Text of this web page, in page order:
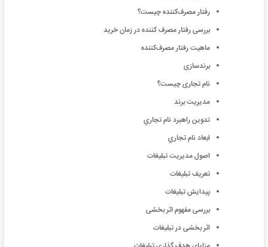
رفتار مصرف‌کننده چیست؟
بررسی رفتار مصرف کننده در زمان خريد
ماهیت رفتار مصرف‌کننده
برندسازی
نام تجاری چیست؟
مدیریت برند
تدوين راهبرد نام تجاري
ابعاد نام تجاري
اصول مدیریت تبلیغات
تعریف تبلیغات
پیدایش تبلیغات
بررسی مفهوم اثر بخشی
اثر بخشی در تبلیغات